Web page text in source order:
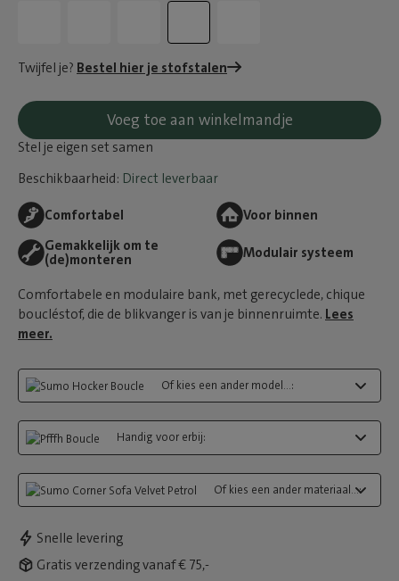
Twijfel je? Bestel hier je stofstalen
Voeg toe aan winkelmandje
Stel je eigen set samen
Beschikbaarheid: Direct leverbaar
Comfortabel
Voor binnen
Gemakkelijk om te
(de)monteren
Modulair systeem
Comfortabele en modulaire bank, met gerecyclede, chique
boucléstof, die de blikvanger is van je binnenruimte. Lees
meer.
Of kies een ander model...:
Handig voor erbij:
Of kies een ander materiaal...:
Snelle levering
Gratis verzending vanaf € 75,-